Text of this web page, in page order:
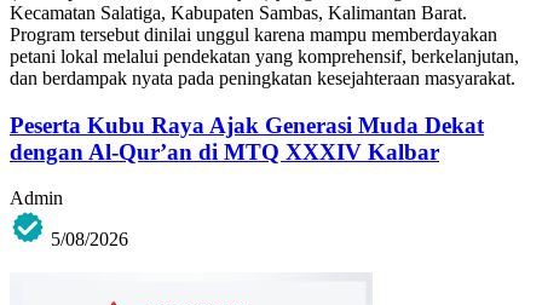
Kecamatan Salatiga, Kabupaten Sambas, Kalimantan Barat.
Program tersebut dinilai unggul karena mampu memberdayakan
petani lokal melalui pendekatan yang komprehensif, berkelanjutan,
dan berdampak nyata pada peningkatan kesejahteraan masyarakat.
Peserta Kubu Raya Ajak Generasi Muda Dekat
dengan Al-Qur’an di MTQ XXXIV Kalbar
Admin
5/08/2026